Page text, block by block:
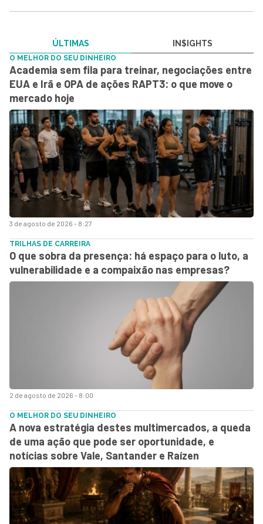
ÚLTIMAS IN$IGHTS
3 de agosto de 2026 - 8:27
O MELHOR DO SEU DINHEIRO
Academia sem fila para treinar, negociações entre
EUA e Irã e OPA de ações RAPT3: o que move o
mercado hoje
2 de agosto de 2026 - 8:00
TRILHAS DE CARREIRA
O que sobra da presença: há espaço para o luto, a
vulnerabilidade e a compaixão nas empresas?
O MELHOR DO SEU DINHEIRO
A nova estratégia destes multimercados, a queda
de uma ação que pode ser oportunidade, e
notícias sobre Vale, Santander e Raízen